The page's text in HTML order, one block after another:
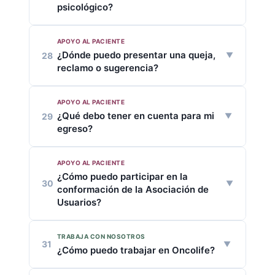
para los pacientes oncológicos.
pacientes y familias.
psicológico?
Sí. Dentro del plan integral contamos con
apoyo porprofesionales de psicología
con experiencia en atención al paciente
con diagnóstico oncológico.
28
APOYO AL PACIENTE
¿Dónde puedo presentar una queja,
reclamo o sugerencia?
A través de los
oficinas deAtención al Usuarioo en
nuestro
29
APOYO AL PACIENTE
¿Qué debo tener en cuenta para mi
egreso?
Seguir las indicaciones médicas, contar
con tus medicamentos y una red de
apoyo.Consulta más aquí.
30
APOYO AL PACIENTE
¿Cómo puedo participar en la
conformación de la Asociación de
Usuarios?
La convocatoria está abierta de manera
permanente. Los interesados pueden
inscribirse a través de:
31
TRABAJA CON NOSOTROS
¿Cómo puedo trabajar en Oncolife?